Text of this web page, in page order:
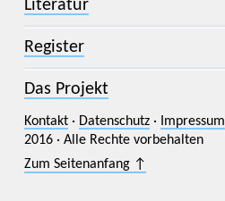
Literatur
Register
Das Projekt
Kontakt· Datenschutz· Impressum
2016 · Alle Rechte vorbehalten
Zum Seitenanfang ↑